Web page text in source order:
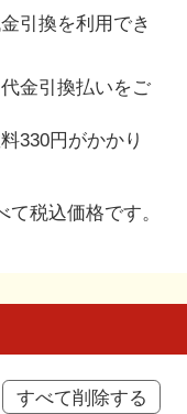
引換を利用でき
金引換払いをご
330円がかかり
税込価格です。
すべて削除する